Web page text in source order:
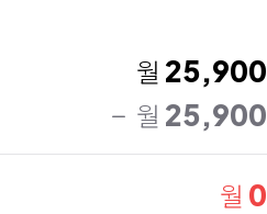
월 25,900
월 25,900
월 0